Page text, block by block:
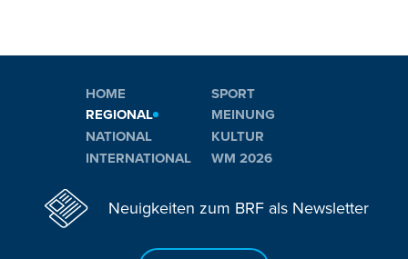
HOME
REGIONAL
NATIONAL
INTERNATIONAL
SPORT
MEINUNG
KULTUR
WM 2026
Neuigkeiten zum BRF als Newsletter